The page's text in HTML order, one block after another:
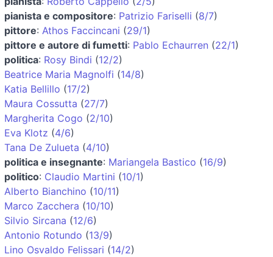
pianista e compositore: Patrizio Fariselli (8/7)
pittore: Athos Faccincani (29/1)
pittore e autore di fumetti: Pablo Echaurren (22/1)
politica: Rosy Bindi (12/2)
Beatrice Maria Magnolfi (14/8)
Katia Bellillo (17/2)
Maura Cossutta (27/7)
Margherita Cogo (2/10)
Eva Klotz (4/6)
Tana De Zulueta (4/10)
politica e insegnante: Mariangela Bastico (16/9)
politico: Claudio Martini (10/1)
Alberto Bianchino (10/11)
Marco Zacchera (10/10)
Silvio Sircana (12/6)
Antonio Rotundo (13/9)
Lino Osvaldo Felissari (14/2)